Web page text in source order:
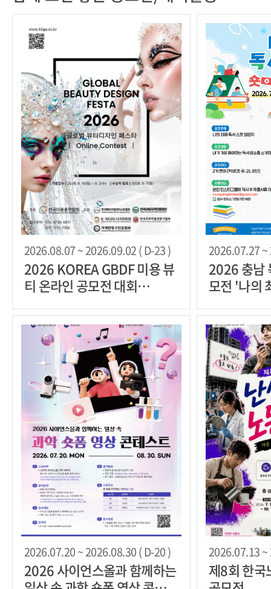
2026.08.07 ~ 2026.09.02 ( D-23 )
2026 KOREA GBDF 미용 뷰
티 온라인 공모전 대회
Festa)
2026.07.27 ~
2026 충남
모전 '나의
2026.07.20 ~ 2026.08.30 ( D-20 )
2026 사이언스올과 함께하는
2026.07.13 ~
제8회 한국